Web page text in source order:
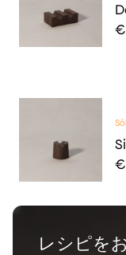
€
€
レシピを